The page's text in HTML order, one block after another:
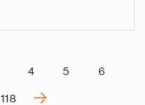
4 5 6
118
›